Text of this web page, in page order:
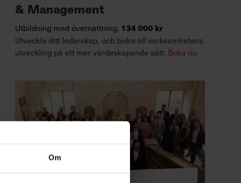
Om
& Management
Utbildning med övernattning, 134 000 kr
Utveckla ditt ledarskap, och bidra till verksamhetens
utveckling på ett mer värdeskapande sätt. Boka nu